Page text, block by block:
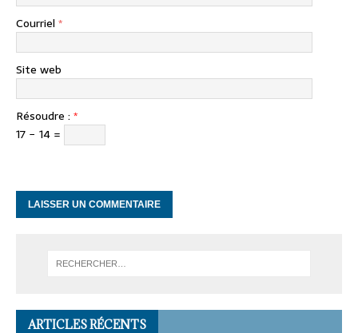
Courriel *
Site web
Résoudre : *
17 − 14 =
ARTICLES RÉCENTS